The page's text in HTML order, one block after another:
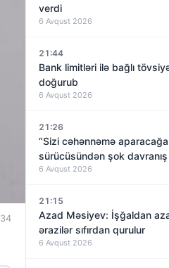
verdi
6 Avqust 2026
21:44
Bank limitləri ilə bağlı
doğurub
6 Avqust 2026
21:26
“Sizi cəhənnəmə
sürücüsündən şok davranış
6 Avqust 2026
21:15
Azad Məsiyev: İşğaldan
ərazilər sıfırdan qurulur
6 Avqust 2026